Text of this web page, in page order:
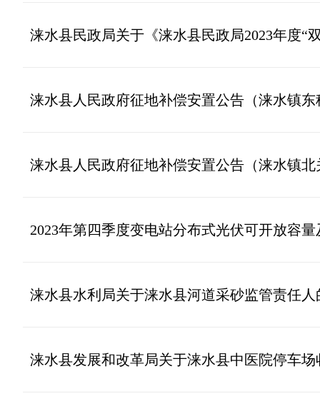
涞水县民政局关于《涞水县民政局2023年度“
涞水县人民政府征地补偿安置公告（涞水镇东
涞水县人民政府征地补偿安置公告（涞水镇北
2023年第四季度变电站分布式光伏可开放容
涞水县水利局关于涞水县河道采砂监管责任人
涞水县发展和改革局关于涞水县中医院停车